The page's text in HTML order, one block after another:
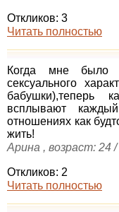
Откликов: 3
Читать полностью
Когда мне было
сексуального
бабушки),теперь
всплывают
отношениях как
жить!
Арина , возраст: 24
Откликов: 2
Читать полностью